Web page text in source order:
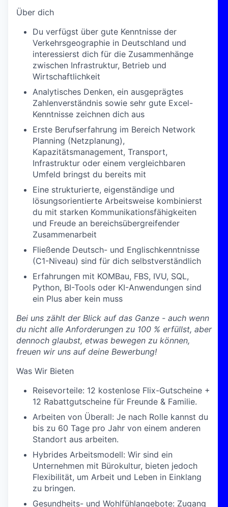
Über dich
Du verfügst über gute Kenntnisse der
Verkehrsgeographie in Deutschland und
interessierst dich für die Zusammenhänge
zwischen Infrastruktur, Betrieb und
Wirtschaftlichkeit
Analytisches Denken, ein ausgeprägtes
Zahlenverständnis sowie sehr gute Excel-
Kenntnisse zeichnen dich aus
Erste Berufserfahrung im Bereich Network
Planning (Netzplanung),
Kapazitätsmanagement, Transport,
Infrastruktur oder einem vergleichbaren
Umfeld bringst du bereits mit
Eine strukturierte, eigenständige und
lösungsorientierte Arbeitsweise kombinierst
du mit starken Kommunikationsfähigkeiten
und Freude an bereichsübergreifender
Zusammenarbeit
Fließende Deutsch- und Englischkenntnisse
(C1-Niveau) sind für dich selbstverständlich
Erfahrungen mit KOMBau, FBS, IVU, SQL,
Python, BI-Tools oder KI-Anwendungen sind
ein Plus aber kein muss
Bei uns zählt der Blick auf das Ganze - auch wenn
du nicht alle Anforderungen zu 100 % erfüllst, aber
dennoch glaubst, etwas bewegen zu können,
freuen wir uns auf deine Bewerbung!
Was Wir Bieten
Reisevorteile: 12 kostenlose Flix-Gutscheine +
12 Rabattgutscheine für Freunde & Familie.
Arbeiten von Überall: Je nach Rolle kannst du
bis zu 60 Tage pro Jahr von einem anderen
Standort aus arbeiten.
Hybrides Arbeitsmodell: Wir sind ein
Unternehmen mit Bürokultur, bieten jedoch
Flexibilität, um Arbeit und Leben in Einklang
zu bringen.
Gesundheits- und Wohlfühlangebote: Zugang